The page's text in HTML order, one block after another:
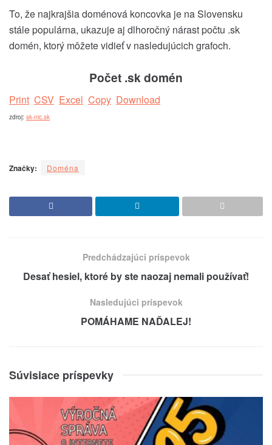
To, že najkrajšia doménová koncovka je na Slovensku
stále populárna, ukazuje aj dlhoročný nárast počtu .sk
domén, ktorý môžete vidieť v nasledujúcich grafoch.
Počet .sk domén
Print CSV Excel Copy Download
zdroj: sk-nic.sk
Značky: Doména
Predchádzajúci príspevok
Desať hesiel, ktoré by ste naozaj nemali používať!
Nasledujúci príspevok
POMÁHAME NAĎALEJ!
Súvisiace príspevky